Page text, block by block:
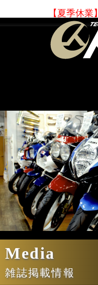
【夏季休業 】
Media
雑誌掲載情報